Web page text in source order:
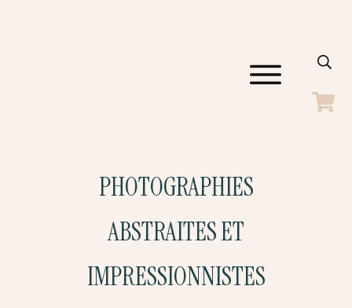
PHOTOGRAPHIES
ABSTRAITES ET
IMPRESSIONNISTES